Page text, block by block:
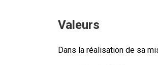
Valeurs
Dans la réalisation de sa